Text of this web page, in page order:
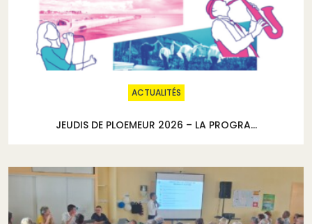
ACTUALITÉS
JEUDIS DE PLOEMEUR 2026 – LA PROGRA...